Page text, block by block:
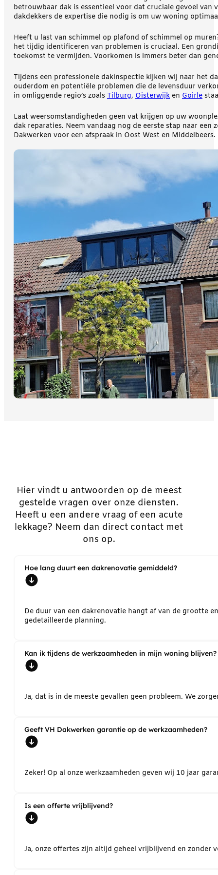
betrouwbaar dak is essentieel voor dat cruciale gevoel van
dakdekkers de expertise die nodig is om uw woning
Heeft u last van schimmel op plafond of schimmel op
het tijdig identificeren van problemen is cruciaal. Een
toekomst te vermijden. Voorkomen is immers beter dan
Tijdens een professionele dakinspectie kijken wij naar het
ouderdom en potentiële problemen die de levensduur
in omliggende regio’s zoals Tilburg, Oisterwijk en Goirle
Laat weersomstandigheden geen vat krijgen op uw
dak reparaties. Neem vandaag nog de eerste stap naar
Dakwerken voor een afspraak in Oost West en Middelbeers.
Hier vindt u antwoorden op de meest
gestelde vragen over onze diensten.
Heeft u een andere vraag of een acute
lekkage? Neem dan direct contact met
ons op.
Hoe lang duurt een dakrenovatie gemiddeld?
De duur van een dakrenovatie hangt af van de grootte
gedetailleerde planning.
Kan ik tijdens de werkzaamheden in mijn woning blijven?
Ja, dat is in de meeste gevallen geen probleem. We
Geeft VH Dakwerken garantie op de werkzaamheden?
Zeker! Op al onze werkzaamheden geven wij 10 jaar
Is een offerte vrijblijvend?
Ja, onze offertes zijn altijd geheel vrijblijvend en